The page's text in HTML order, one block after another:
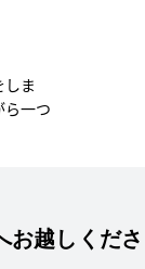
ま
ら一つ
お越しくださ